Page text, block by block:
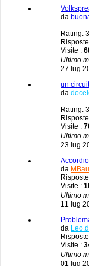
da
Rating:
Visite :
Ultimo
27 lug
un
da
Rating:
Visite :
Ultimo
23 lug
da
Visite :
Ultimo
11 lug
da
Visite :
Ultimo
01 lug